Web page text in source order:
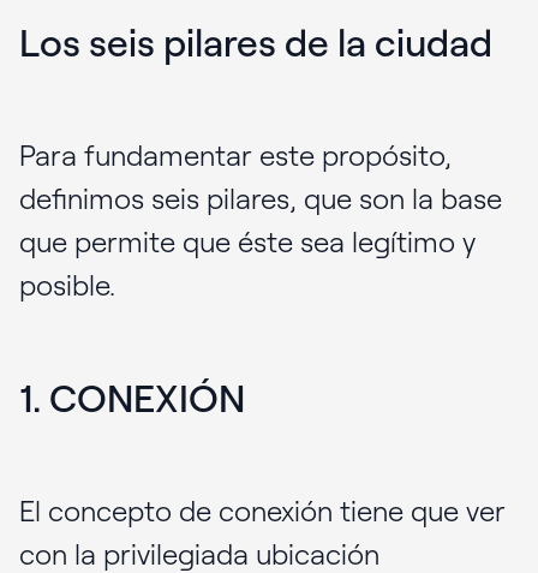
Los seis pilares de la ciudad
Para fundamentar este propósito,
definimos seis pilares, que son la base
que permite que éste sea legítimo y
posible.
1. CONEXIÓN
El concepto de conexión tiene que ver
con la privilegiada ubicación